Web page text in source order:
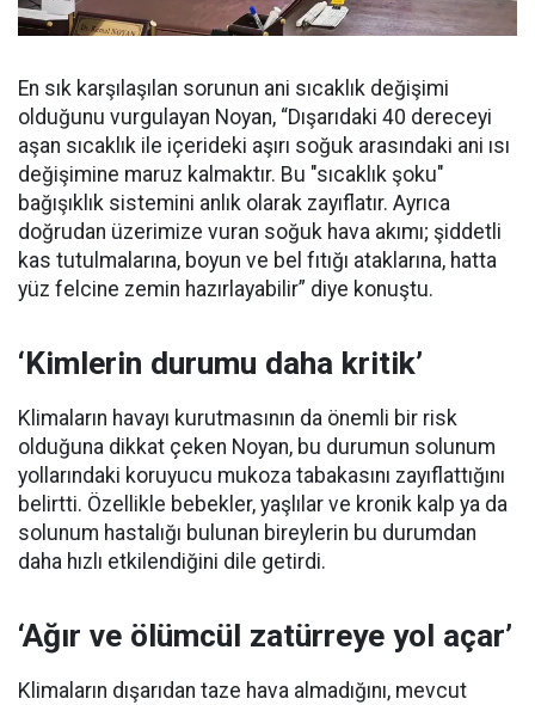
En sık karşılaşılan sorunun ani sıcaklık değişimi
olduğunu vurgulayan Noyan, “Dışarıdaki 40 dereceyi
aşan sıcaklık ile içerideki aşırı soğuk arasındaki ani ısı
değişimine maruz kalmaktır. Bu "sıcaklık şoku"
bağışıklık sistemini anlık olarak zayıflatır. Ayrıca
doğrudan üzerimize vuran soğuk hava akımı; şiddetli
kas tutulmalarına, boyun ve bel fıtığı ataklarına, hatta
yüz felcine zemin hazırlayabilir” diye konuştu.
‘Kimlerin durumu daha kritik’
Klimaların havayı kurutmasının da önemli bir risk
olduğuna dikkat çeken Noyan, bu durumun solunum
yollarındaki koruyucu mukoza tabakasını zayıflattığını
belirtti. Özellikle bebekler, yaşlılar ve kronik kalp ya da
solunum hastalığı bulunan bireylerin bu durumdan
daha hızlı etkilendiğini dile getirdi.
‘Ağır ve ölümcül zatürreye yol açar’
Klimaların dışarıdan taze hava almadığını, mevcut